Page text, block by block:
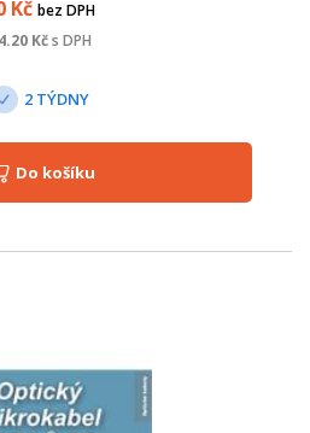
Kč bez DPH
Kč s DPH
2 TÝDNY
Do košíku